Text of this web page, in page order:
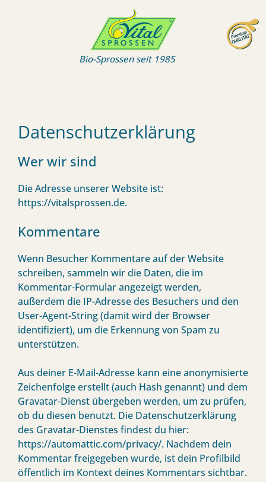
Bio-Sprossen seit 1985
Datenschutzerklärung
Wer wir sind
Die Adresse unserer Website ist:
https://vitalsprossen.de.
Kommentare
Wenn Besucher Kommentare auf der Website
schreiben, sammeln wir die Daten, die im
Kommentar-Formular angezeigt werden,
außerdem die IP-Adresse des Besuchers und den
User-Agent-String (damit wird der Browser
identifiziert), um die Erkennung von Spam zu
unterstützen.
Aus deiner E-Mail-Adresse kann eine anonymisierte
Zeichenfolge erstellt (auch Hash genannt) und dem
Gravatar-Dienst übergeben werden, um zu prüfen,
ob du diesen benutzt. Die Datenschutzerklärung
des Gravatar-Dienstes findest du hier:
https://automattic.com/privacy/. Nachdem dein
Kommentar freigegeben wurde, ist dein Profilbild
öffentlich im Kontext deines Kommentars sichtbar.